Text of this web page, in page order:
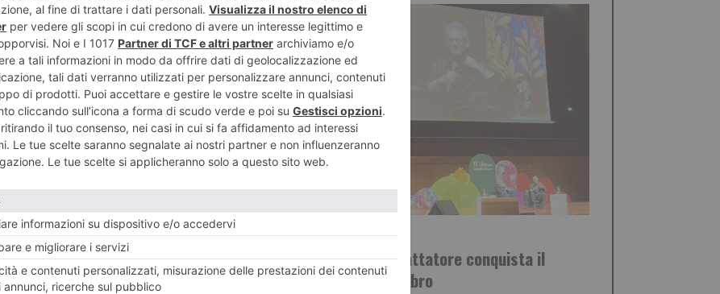
18 MAGGIO 2026
Salone del libro da sold out con
254.000 visitatori
18 MAGGIO 2026
Fiorello il mattatore conquista il
Salone del Libro